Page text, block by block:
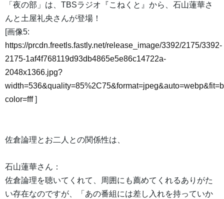
「夜の部」は、TBSラジオ『こねくと』から、石山蓮華さ
んと土屋礼央さんが登場！
[画像5:
https://prcdn.freetls.fastly.net/release_image/3392/2175/3392-
2175-1af4f768119d93db4865e5e86c14722a-
2048x1366.jpg?
color=fff]
佐倉論理とお二人との関係性は、
石山蓮華さん：
佐倉論理を聴いてくれて、周囲にも薦めてくれるありがた
い存在なのですが、「あの番組には差し入れを持っていか